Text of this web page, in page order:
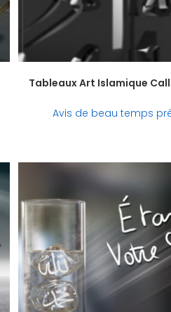
Tableaux Art Islamique
Avis de beau temps